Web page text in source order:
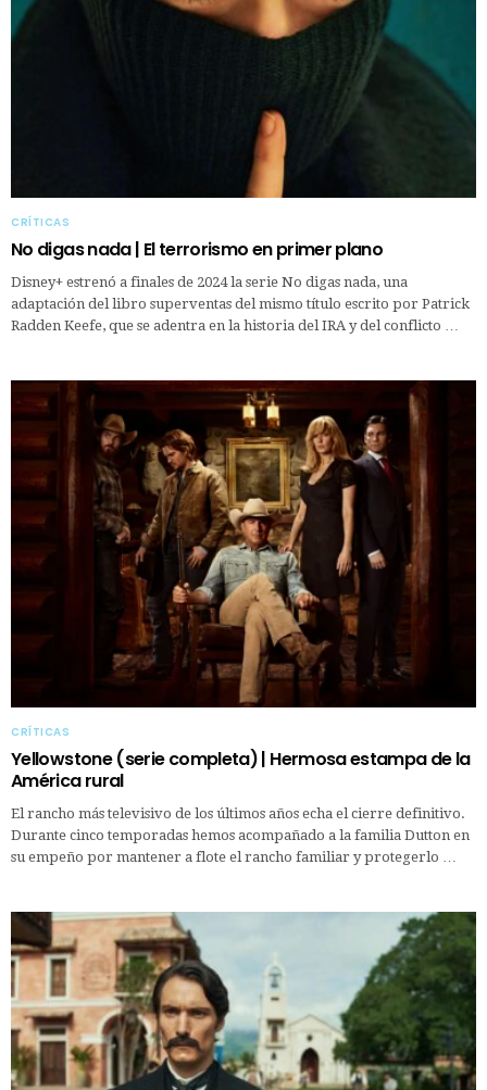
CRÍTICAS
No digas nada | El terrorismo en primer plano
Disney+ estrenó a finales de 2024 la serie No digas nada, una
adaptación del libro superventas del mismo título escrito por Patrick
Radden Keefe, que se adentra en la historia del IRA y del conflicto …
CRÍTICAS
Yellowstone (serie completa) | Hermosa estampa de la
América rural
El rancho más televisivo de los últimos años echa el cierre definitivo.
Durante cinco temporadas hemos acompañado a la familia Dutton en
su empeño por mantener a flote el rancho familiar y protegerlo …